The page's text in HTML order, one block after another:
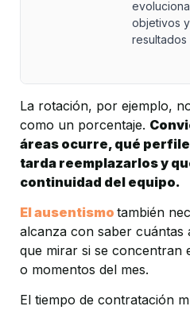
objetivos y
resultados
La rotación, por ejemplo,
como un porcentaje.
áreas ocurre, qué
tarda reemplazarlos y
continuidad del equipo.
El ausentismo también
alcanza con saber cuántas
que mirar si se concentran
o momentos del mes.
El tiempo de contratación